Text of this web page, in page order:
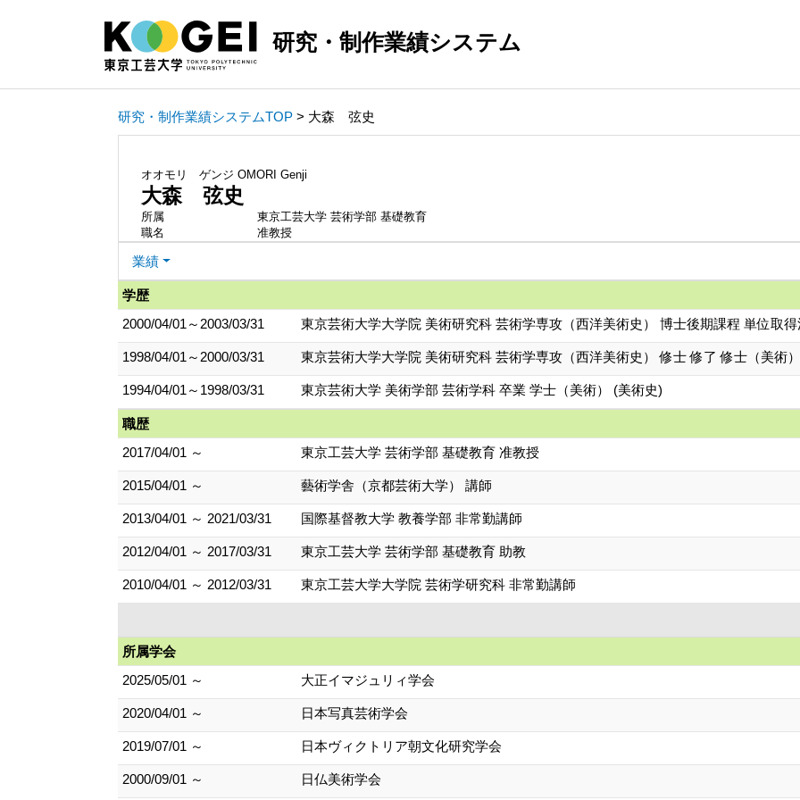
研究・制作業績システム
研究・制作業績システムTOP > 大森 弦史
オオモリ ゲンジ OMORI Genji
大森 弦史
所属
東京工芸大学 芸術学部 基礎教育
職名
准教授
業績
学歴
2000/04/01～2003/03/31
東京芸術大学大学院 美術研究科 芸術学専攻（西洋美術史） 博士後期課程 単位取
1998/04/01～2000/03/31 東京芸術大学大学院 美術研究科 芸術学専攻（西洋美術史） 修士 修了 修士（美術
1994/04/01～1998/03/31 東京芸術大学 美術学部 芸術学科 卒業 学士（美術） (美術史)
職歴
2017/04/01 ～
東京工芸大学 芸術学部 基礎教育 准教授
2015/04/01 ～ 藝術学舎（京都芸術大学） 講師
2013/04/01 ～ 2021/03/31 国際基督教大学 教養学部 非常勤講師
2012/04/01 ～ 2017/03/31 東京工芸大学 芸術学部 基礎教育 助教
2010/04/01 ～ 2012/03/31 東京工芸大学大学院 芸術学研究科 非常勤講師
所属学会
2025/05/01 ～
大正イマジュリィ学会
2020/04/01 ～ 日本写真芸術学会
2019/07/01 ～ 日本ヴィクトリア朝文化研究学会
2000/09/01 ～ 日仏美術学会